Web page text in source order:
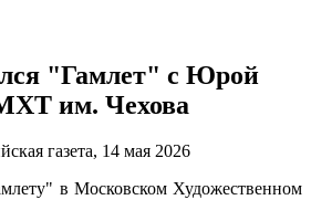
"Гамлет" с Юрой
им. Чехова
газета, 14 мая 2026
в Московском Художественном